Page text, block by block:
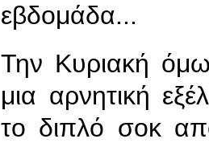
εβδομάδα...
Την Κυριακή
μια αρνητική
το διπλό σοκ